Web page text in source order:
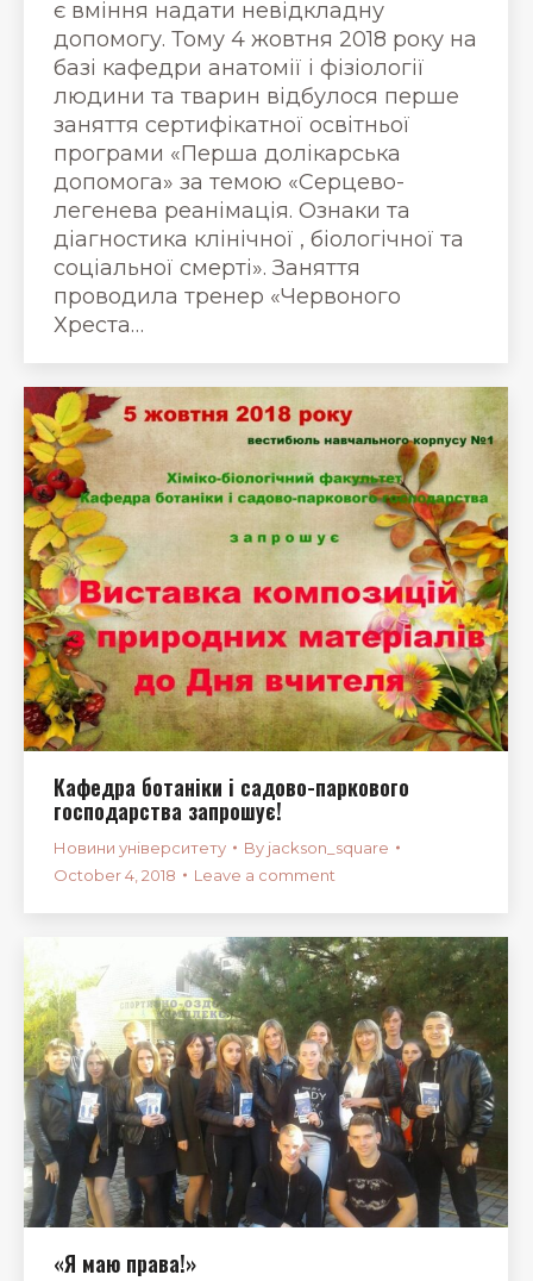
є вміння надати невідкладну
допомогу. Тому 4 жовтня 2018 року на
базі кафедри анатомії і фізіології
людини та тварин відбулося перше
заняття сертифікатної освітньої
програми «Перша долікарська
допомога» за темою «Серцево-
легенева реанімація. Ознаки та
діагностика клінічної , біологічної та
соціальної смерті». Заняття
проводила тренер «Червоного
Хреста…
Кафедра ботаніки і садово-паркового
господарства запрошує!
Новини університету By jackson_square
October 4, 2018
Leave a comment
«Я маю права!»